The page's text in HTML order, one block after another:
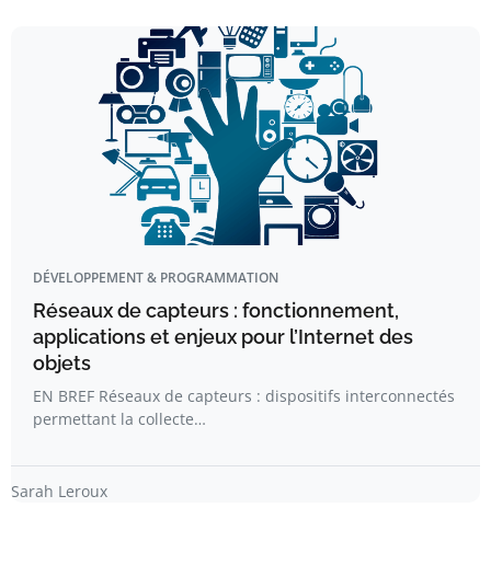
DÉVELOPPEMENT & PROGRAMMATION
Réseaux de capteurs : fonctionnement,
applications et enjeux pour l’Internet des
objets
EN BREF Réseaux de capteurs : dispositifs interconnectés
permettant la collecte…
Sarah Leroux